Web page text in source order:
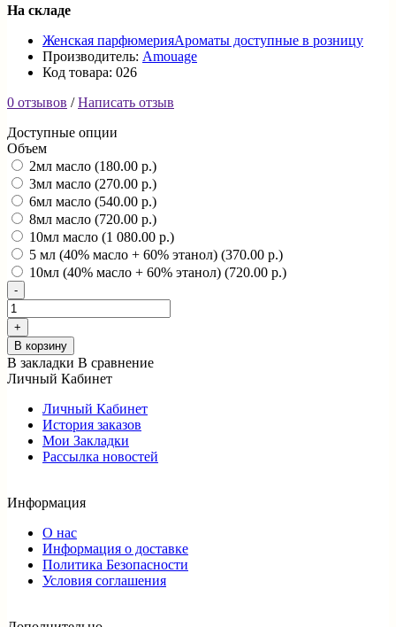
На складе
Женская парфюмерияАроматы доступные в розницу
Производитель: Amouage
Код товара: 026
0 отзывов /Написать отзыв
Доступные опции
Объем
2мл масло (180.00 р.)
3мл масло (270.00 р.)
6мл масло (540.00 р.)
8мл масло (720.00 р.)
10мл масло (1 080.00 р.)
5 мл (40% масло + 60% этанол) (370.00 р.)
10мл (40% масло + 60% этанол) (720.00 р.)
В корзину
В закладки В сравнение
Личный Кабинет
Личный Кабинет
История заказов
Мои Закладки
Рассылка новостей
Информация
О нас
Информация о доставке
Политика Безопасности
Условия соглашения